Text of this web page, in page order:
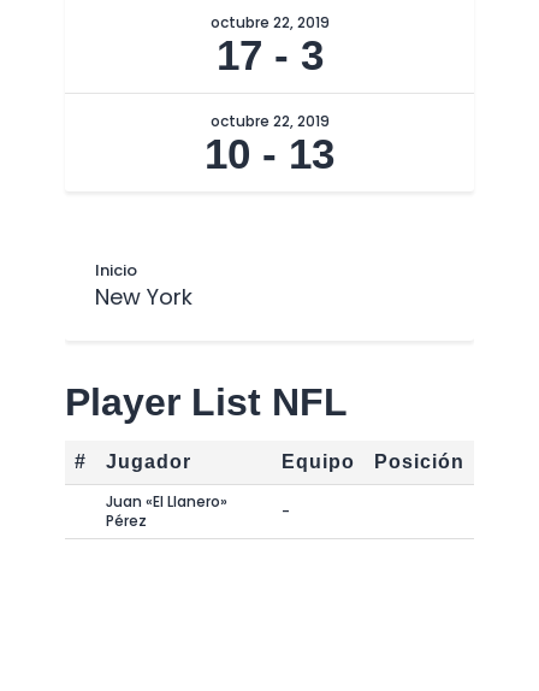
octubre 22, 2019
17 - 3
octubre 22, 2019
10 - 13
Inicio
New York
Player List NFL
# Jugador Equipo
Posición
Juan «El Llanero»
Pérez
-